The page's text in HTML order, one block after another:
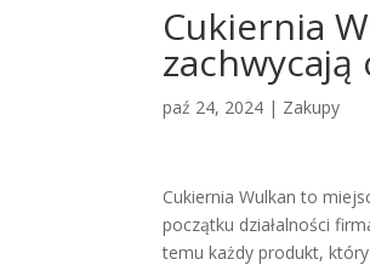
Cukiernia
paź 24, 2024 | Zakupy
Cukiernia Wulkan to
początku działalności
temu każdy produkt,